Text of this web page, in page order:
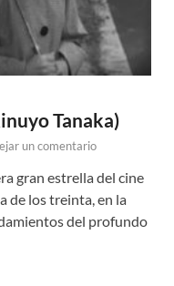
Tanaka)
un comentario
gran estrella del cine
de los treinta, en la
del profundo